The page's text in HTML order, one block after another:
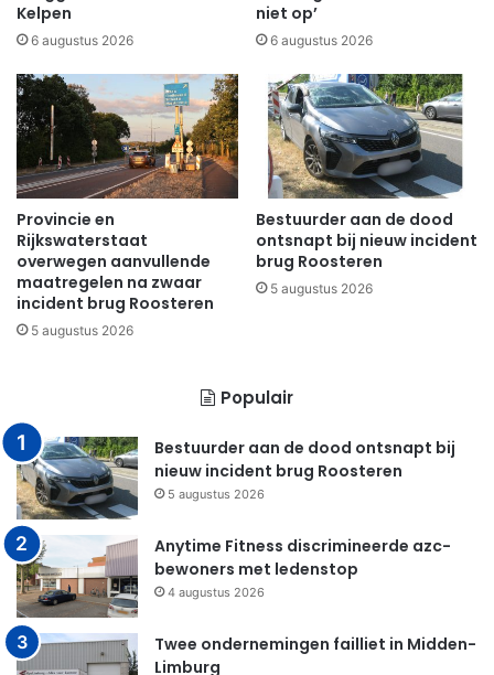
Kelpen
6 augustus 2026
niet op’
6 augustus 2026
Provincie en
Rijkswaterstaat
overwegen aanvullende
maatregelen na zwaar
incident brug Roosteren
5 augustus 2026
Bestuurder aan de dood
ontsnapt bij nieuw incident
brug Roosteren
5 augustus 2026
Populair
Bestuurder aan de dood ontsnapt bij
nieuw incident brug Roosteren
5 augustus 2026
Anytime Fitness discrimineerde azc-
bewoners met ledenstop
4 augustus 2026
Twee ondernemingen failliet in Midden-
Limburg